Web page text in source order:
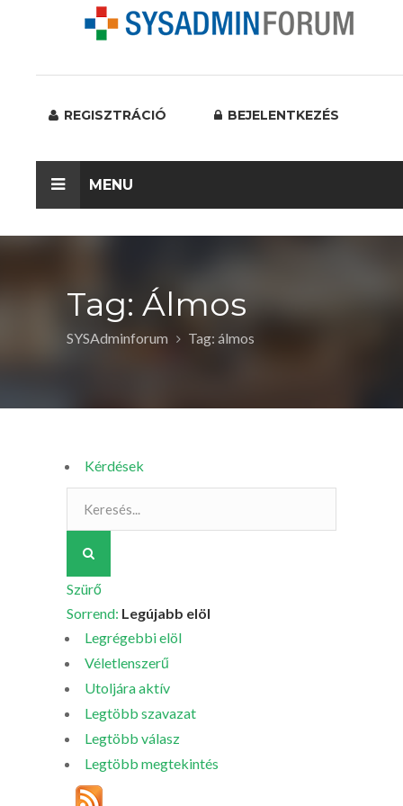
REGISZTRÁCIÓ BEJELENTKEZÉS
MENU
Tag: Álmos
SYSAdminforum Tag: álmos
Kérdések
Szürő
Sorrend: Legújabb elöl
Legrégebbi elöl
Véletlenszerű
Utoljára aktív
Legtöbb szavazat
Legtöbb válasz
Legtöbb megtekintés